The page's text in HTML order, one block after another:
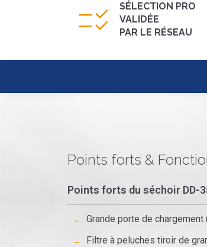
SÉLECTION PRO
VALIDÉE
PAR LE RÉSEAU
Points forts &
Points forts du séchoir DD-
Grande porte de chargement
Filtre à peluches tiroir de